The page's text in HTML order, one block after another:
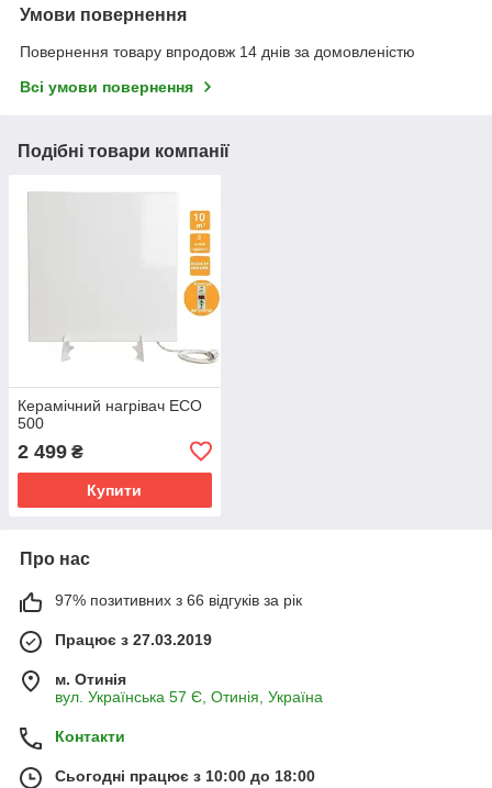
Умови повернення
Повернення товару впродовж 14 днів за домовленістю
Всі умови повернення
Подібні товари компанії
Керамічний нагрівач ECO
500
2 499 ₴
Купити
Про нас
97% позитивних з 66 відгуків за рік
Працює з 27.03.2019
м. Отинія
вул. Українська 57 Є, Отинія, Україна
Контакти
Сьогодні працює з 10:00 до 18:00